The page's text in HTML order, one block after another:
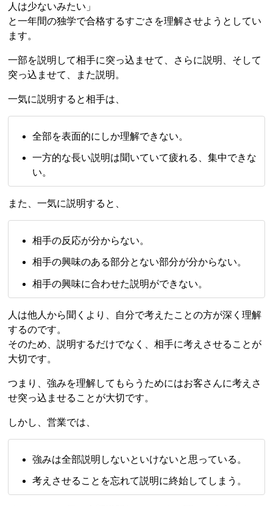
人は少ないみたい」
と一年間の独学で合格するすごさを理解させようとしてい
ます。
一部を説明して相手に突っ込ませて、さらに説明、そして
突っ込ませて、また説明。
一気に説明すると相手は、
全部を表面的にしか理解できない。
一方的な長い説明は聞いていて疲れる、集中できな
い。
また、一気に説明すると、
相手の反応が分からない。
相手の興味のある部分とない部分が分からない。
相手の興味に合わせた説明ができない。
人は他人から聞くより、自分で考えたことの方が深く理解
するのです。
そのため、説明するだけでなく、相手に考えさせることが
大切です。
つまり、強みを理解してもらうためにはお客さんに考えさ
せ突っ込ませることが大切です。
しかし、営業では、
強みは全部説明しないといけないと思っている。
考えさせることを忘れて説明に終始してしまう。